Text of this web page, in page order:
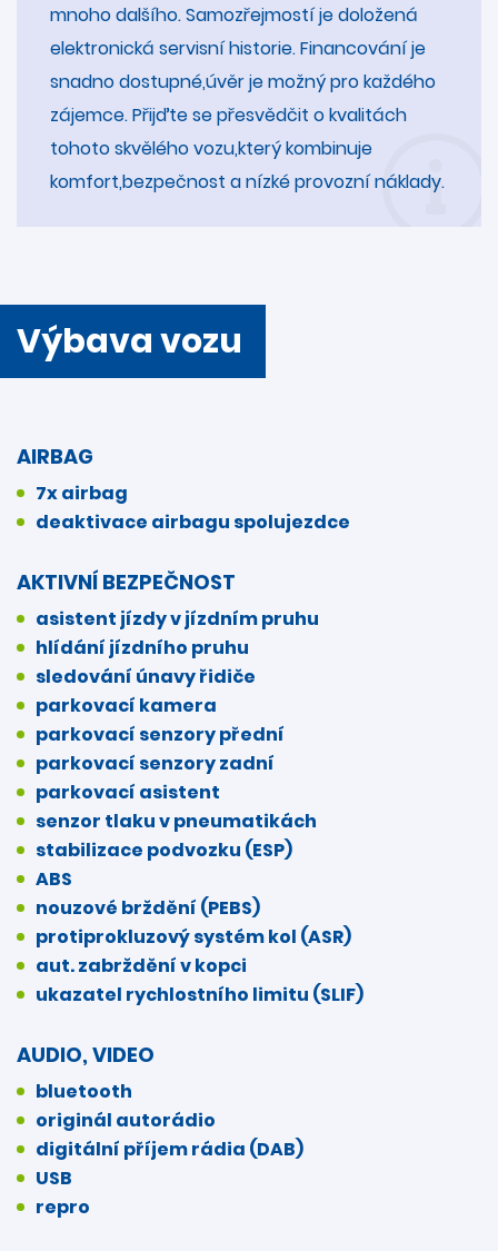
mnoho dalšího. Samozřejmostí je doložená
elektronická servisní historie. Financování je
snadno dostupné,úvěr je možný pro každého
zájemce. Přijďte se přesvědčit o kvalitách
tohoto skvělého vozu,který kombinuje
komfort,bezpečnost a nízké provozní náklady.
Výbava vozu
AIRBAG
7x airbag
deaktivace airbagu spolujezdce
AKTIVNÍ BEZPEČNOST
asistent jízdy v jízdním pruhu
hlídání jízdního pruhu
sledování únavy řidiče
parkovací kamera
parkovací senzory přední
parkovací senzory zadní
parkovací asistent
senzor tlaku v pneumatikách
stabilizace podvozku (ESP)
ABS
nouzové brždění (PEBS)
protiprokluzový systém kol (ASR)
aut. zabrždění v kopci
ukazatel rychlostního limitu (SLIF)
AUDIO, VIDEO
bluetooth
originál autorádio
digitální příjem rádia (DAB)
USB
repro